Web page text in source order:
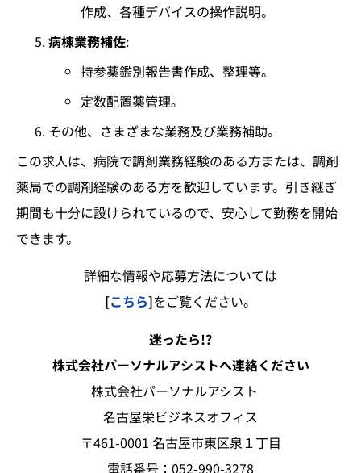
作成、各種デバイスの操作説明。
病棟業務補佐:
持参薬鑑別報告書作成、整理等。
定数配置薬管理。
その他、さまざまな業務及び業務補助。
この求人は、病院で調剤業務経験のある方または、調剤
薬局での調剤経験のある方を歓迎しています。引き継ぎ
期間も十分に設けられているので、安心して勤務を開始
できます。
詳細な情報や応募方法については
[こちら]をご覧ください。
迷ったら!?
株式会社パーソナルアシストへ連絡ください
株式会社パーソナルアシスト
名古屋栄ビジネスオフィス
〒461-0001 名古屋市東区泉１丁目
電話番号：052-990-3278